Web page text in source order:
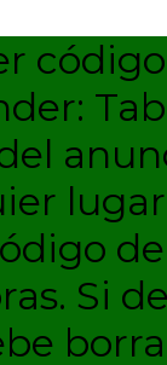
Si